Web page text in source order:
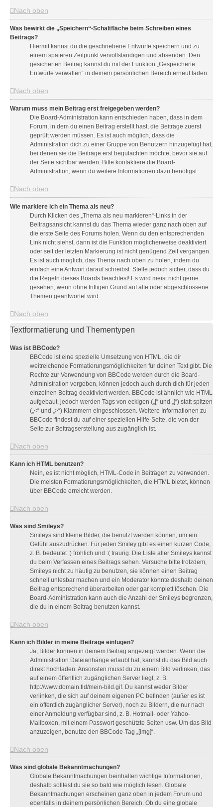
Nach oben
Was bewirkt die „Speichern“-Schaltfläche beim Schreiben eines
Beitrags?
Hiermit kannst du die geschriebene Entwürfe speichern und zu
einem späteren Zeitpunkt vervollständigen und absenden. Den
gesicherten Beitrag kannst du mit der Funktion „Gespeicherte
Entwürfe verwalten“ in deinem persönlichen Bereich erneut laden.
Nach oben
Warum muss mein Beitrag erst freigegeben werden?
Die Board-Administration kann entschieden haben, dass in dem
Forum, in dem du einen Beitrag erstellt hast, die Beiträge zuerst
geprüft werden müssen. Es ist auch möglich, dass die
Administration dich zu einer Gruppe von Benutzern hinzugefügt hat,
bei denen sie die Beiträge erst begutachten möchte, bevor sie auf
der Seite sichtbar werden. Bitte kontaktiere die Board-
Administration, wenn du weitere Informationen dazu benötigst.
Nach oben
Wie markiere ich ein Thema als neu?
Durch Klicken des „Thema als neu markieren“-Links in der
Beitragsansicht kannst du das Thema wieder ganz nach oben auf
die erste Seite des Forums holen. Wenn du den entsprechenden
Link nicht siehst, dann ist die Funktion möglicherweise deaktiviert
oder seit der letzten Markierung ist nicht genügend Zeit vergangen.
Es ist auch möglich, das Thema nach oben zu holen, indem du
einfach eine Antwort darauf schreibst. Stelle jedoch sicher, dass du
die Regeln dieses Boards beachtest! Es wird meist nicht gerne
gesehen, wenn ohne triftigen Grund auf alte oder abgeschlossene
Themen geantwortet wird.
Nach oben
Textformatierung und Thementypen
Was ist BBCode?
BBCode ist eine spezielle Umsetzung von HTML, die dir
weitreichende Formatierungsmöglichkeiten für deinen Text gibt. Die
Rechte zur Verwendung von BBCode werden durch die Board-
Administration vergeben, können jedoch auch durch dich für jeden
einzelnen Beitrag deaktiviert werden. BBCode ist ähnlich wie HTML
aufgebaut, jedoch werden Tags von eckigen („[“ und „]“) statt spitzen
(„<“ und „>“) Klammern eingeschlossen. Weitere Informationen zu
BBCode findest du auf einer speziellen Hilfe-Seite, die von der
Seite zur Beitragserstellung aus zugänglich ist.
Nach oben
Kann ich HTML benutzen?
Nein, es ist nicht möglich, HTML-Code in Beiträgen zu verwenden.
Die meisten Formatierungsmöglichkeiten, die HTML bietet, können
über BBCode erreicht werden.
Nach oben
Was sind Smileys?
Smileys sind kleine Bilder, die benutzt werden können, um ein
Gefühl auszudrücken. Für jeden Smiley gibt es einen kurzen Code,
z. B. bedeutet :) fröhlich und :( traurig. Die Liste aller Smileys kannst
du beim Verfassen eines Beitrags sehen. Versuche bitte trotzdem,
Smileys nicht zu häufig zu benutzen, sie können einen Beitrag
schnell unlesbar machen und ein Moderator könnte deshalb deinen
Beitrag entsprechend überarbeiten oder gar komplett löschen. Die
Board-Administration kann auch die Anzahl der Smileys begrenzen,
die du in einem Beitrag benutzen kannst.
Nach oben
Kann ich Bilder in meine Beiträge einfügen?
Ja, Bilder können in deinem Beitrag angezeigt werden. Wenn die
Administration Dateianhänge erlaubt hat, kannst du das Bild auch
direkt hochladen. Ansonsten musst du zu einem Bild verlinken, das
auf einem öffentlich zugänglichen Server liegt, z. B.
http://www.domain.tld/mein-bild.gif. Du kannst weder Bilder
verlinken, die sich auf deinem eigenen PC befinden (außer es ist
ein öffentlich zugänglicher Server), noch zu Bildern, die nur nach
einer Anmeldung verfügbar sind, z. B. Hotmail- oder Yahoo-
Mailboxen, mit einem Passwort geschützte Seiten usw. Um das Bild
anzuzeigen, benutze den BBCode-Tag „[img]“.
Nach oben
Was sind globale Bekanntmachungen?
Globale Bekanntmachungen beinhalten wichtige Informationen,
deshalb solltest du sie so bald wie möglich lesen. Globale
Bekanntmachungen erscheinen ganz oben in jedem Forum und
ebenfalls in deinem persönlichen Bereich. Ob du eine globale